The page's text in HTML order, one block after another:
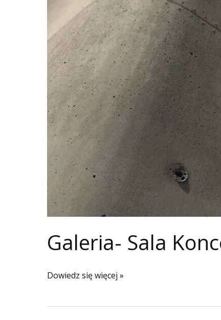
Galeria- Sala
Galeria-
Koncertowa-
Dowiedz się więcej »